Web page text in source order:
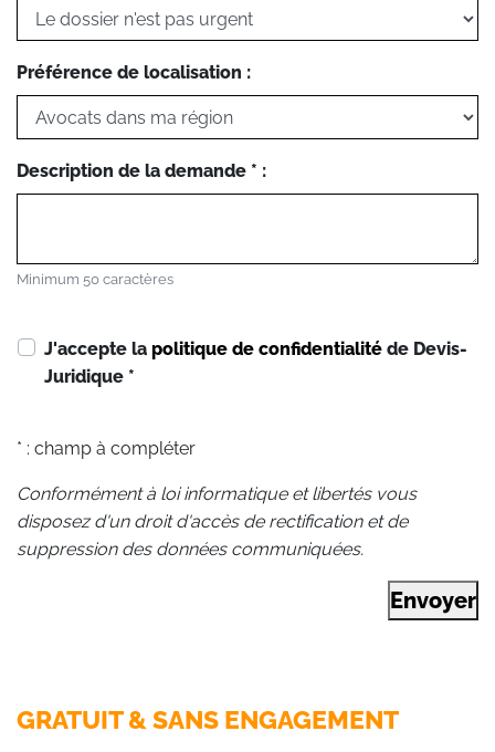
Préférence de localisation :
Description de la demande * :
Minimum 50 caractères
J'accepte la politique de confidentialité de Devis-
Juridique *
* : champ à compléter
Conformément à loi informatique et libertés vous
disposez d'un droit d'accès de rectification et de
suppression des données communiquées.
Envoyer
GRATUIT & SANS ENGAGEMENT